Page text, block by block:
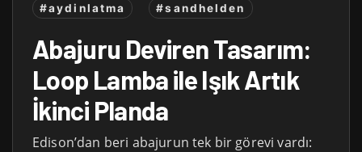
#aydinlatma
#sandhelden
Abajuru Deviren Tasarım:
Loop Lamba ile Işık Artık
İkinci Planda
Edison’dan beri abajurun tek bir görevi vardı: